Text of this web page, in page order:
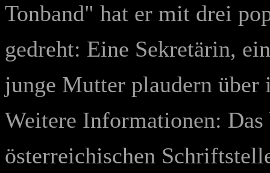
Tonband" hat er mit drei
gedreht: Eine Sekretärin,
junge Mutter plaudern
Weitere Informationen: Das
österreichischen